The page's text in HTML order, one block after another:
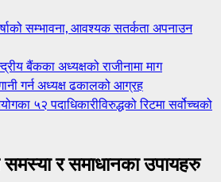
सम्भावना, आवश्यक सतर्कता अपनाउन
बैंकका अध्यक्षको राजीनामा माग
गर्न अध्यक्ष ढकालको आग्रह
५२ पदाधिकारीविरुद्धको रिटमा सर्वोच्चको
समस्या र समाधानका उपायहरु